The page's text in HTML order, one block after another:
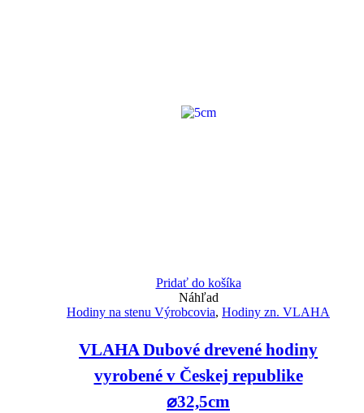
Pridať do košíka
Náhľad
Hodiny na stenu Výrobcovia, Hodiny zn. VLAHA
VLAHA Dubové drevené hodiny
vyrobené v Českej republike
⌀32,5cm